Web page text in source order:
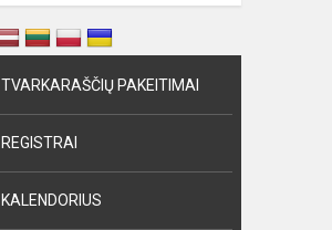
TVARKARAŠČIŲ PAKEITIMAI
REGISTRAI
KALENDORIUS